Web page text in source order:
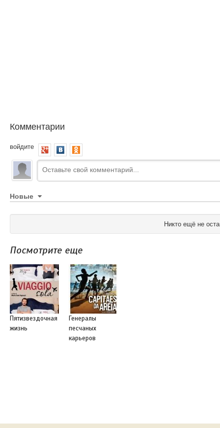
Комментарии
войдите
Новые
Никто ещё не
Посмотрите еще
Пятизвездочная
жизнь
Генералы
песчаных
карьеров